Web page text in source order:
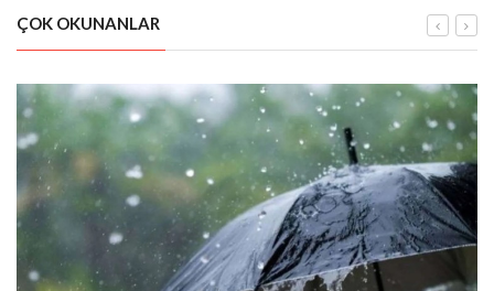
ÇOK OKUNANLAR